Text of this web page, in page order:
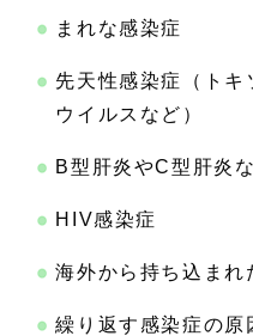
まれな感染症
先天性感染症（トキ
ウイルスなど）
B型肝炎やC型肝炎
HIV感染症
海外から持ち込まれ
繰り返す感染症の原